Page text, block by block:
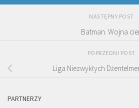
NASTĘPNY POST
Batman. Wojna
POPRZEDNI POST
Liga Niezwykłych
PARTNERZY